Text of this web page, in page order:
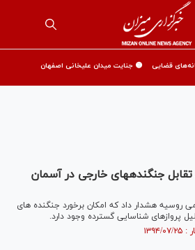
قضایی 🟡 جنایت میدان علیخانی اصفهان
هشدار روسیه در مورد تقابل جنگنده‎های خارجی در آسمان
روسیه هشدار داد که امکان برخورد جنگنده های
پروازهای شناسایی گسترده وجود دارد.